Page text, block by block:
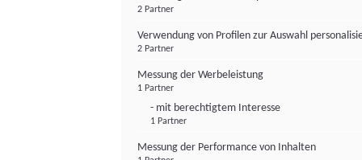
2 Partner
Verwendung von Profilen zur Auswahl
2 Partner
Messung der Werbeleistung
1 Partner
- mit berechtigtem Interesse
1 Partner
Messung der Performance von Inhalten